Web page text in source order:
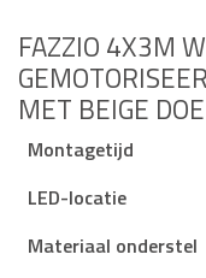
FAZZIO 4X3M
MET BEIGE
Montagetijd
LED-locatie
Materiaal onderstel